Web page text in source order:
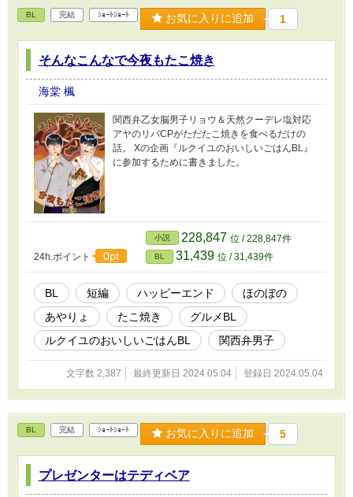
BL 完結 ｼｮｰﾄｼｮｰﾄ お気に入りに追加 1
そんなこんなで今夜もたこ焼き
海棠 楓
関西弁乙女脳男子リョウ＆天然クーデレ塩対応
アヤのリバCPがただたこ焼きを食べるだけの
話。 Xの企画『ルクイユのおいしいごはんBL』
に参加するために書きました。
24h.ポイント 0pt
小説 228,847 位 / 228,847件
BL 31,439 位 / 31,439件
BL 短編 ハッピーエンド
ほのぼの
あやりょ
たこ焼き
グルメBL
ルクイユのおいしいごはんBL
関西弁男子
文字数 2,387 最終更新日 2024.05.04 登録日 2024.05.04
BL 完結 ｼｮｰﾄｼｮｰﾄ お気に入りに追加 5
プレゼンターはテディベア